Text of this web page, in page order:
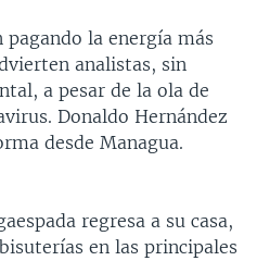
pagando la energía más
analistas, sin
a pesar de la ola de
Donaldo Hernández
desde Managua.
regresa a su casa,
en las principales